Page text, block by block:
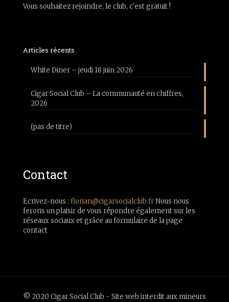
Vous souhaitez rejoindre, le club, c'est gratuit !
Articles récents
White Diner – jeudi 18 juin 2026
Cigar Social Club – La communauté en chiffres,
2026
(pas de titre)
Contact
Ecrivez-nous : florian@cigarsocialclub.frNous nous
ferons un plaisir de vous répondre également sur les
réseaux sociaux et grâce au formulaire de la page
contact
© 2020 Cigar Social Club - Site web interdit aux mineurs